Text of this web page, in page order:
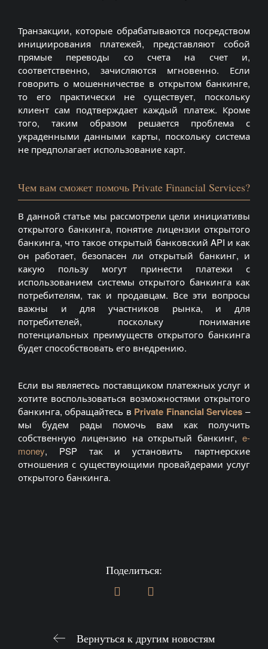
Транзакции, которые обрабатываются посредством
инициирования платежей, представляют собой
прямые переводы со счета на счет и,
соответственно, зачисляются мгновенно. Если
говорить о мошенничестве в открытом банкинге,
то его практически не существует, поскольку
клиент сам подтверждает каждый платеж. Кроме
того, таким образом решается проблема с
украденными данными карты, поскольку система
не предполагает использование карт.
Чем вам сможет помочь Private Financial Services?
В данной статье мы рассмотрели цели инициативы
открытого банкинга, понятие лицензии открытого
банкинга, что такое открытый банковский API и как
он работает, безопасен ли открытый банкинг, и
какую пользу могут принести платежи с
использованием системы открытого банкинга как
потребителям, так и продавцам. Все эти вопросы
важны и для участников рынка, и для
потребителей, поскольку понимание
потенциальных преимуществ открытого банкинга
будет способствовать его внедрению.
Если вы являетесь поставщиком платежных услуг и
хотите воспользоваться возможностями открытого
банкинга, обращайтесь в Private Financial Services –
мы будем рады помочь вам как получить
собственную лицензию на открытый банкинг, e-
money, PSP так и установить партнерские
отношения с существующими провайдерами услуг
открытого банкинга.
Вернуться к другим новостям
Поделиться: